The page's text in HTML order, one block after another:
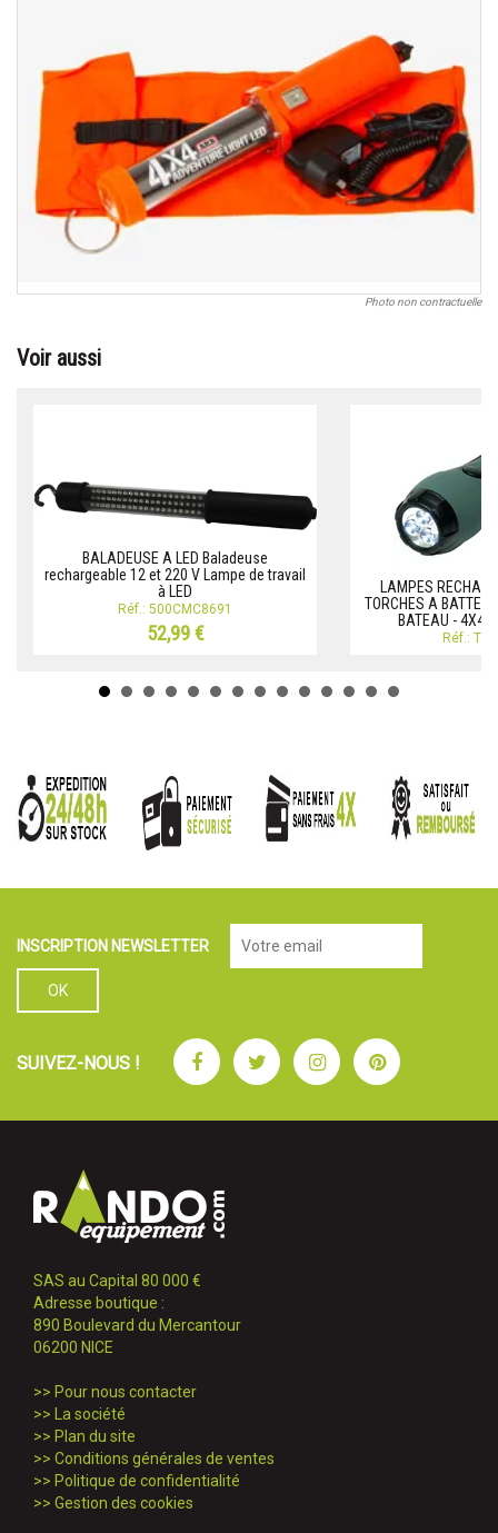
Photo non contractuelle
Voir aussi
BALADEUSE A LED Baladeuse
rechargeable 12 et 220 V Lampe de travail
à LED
Réf.: 500CMC8691
52,99 €
LAMPES
TORCHES A
BATEAU - 4X4 -
Réf.:
INSCRIPTION NEWSLETTER
SUIVEZ-NOUS ! FacebookTwitterInstagramPinterest
SAS au Capital 80 000 €
Adresse boutique :
890 Boulevard du Mercantour
06200 NICE
>> Pour nous contacter
>>
La société
>> Plan du site
>> Conditions générales de ventes
>> Politique de confidentialité
>> Gestion des cookies